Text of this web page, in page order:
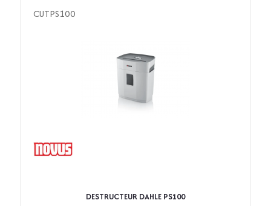
CUTPS100
DESTRUCTEUR DAHLE PS100